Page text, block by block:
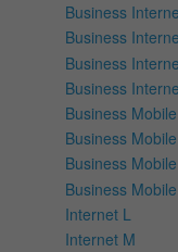
Business
Business
Business
Business
Business
Business
Business
Business
Internet L
Internet M